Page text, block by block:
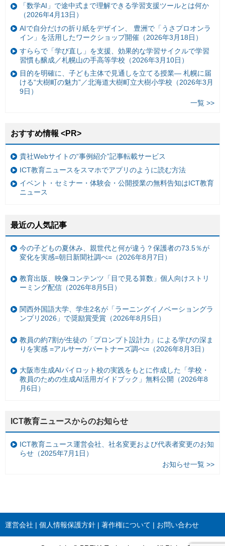
「数学AI」で途中式まで理解できる学習支援ツールとは何か
（2026年4月13日）
AIで自分だけの折り紙をデザイン、 豊洲で「うさプロオンラ
イン」を活用したワークショップ開催（2026年3月18日）
すららで「学び直し」を支援、効果的な学習サイクルで学習
習慣も醸成／札幌山の手高等学校（2026年3月10日）
目的を明確に、子ども主体で見通しを立てる授業— 札幌に届
ける“大樹町の魅力”／北海道大樹町立大樹小学校（2026年3月
9日）
一覧 >>
おすすめ情報 <PR>
貴社Webサイトの“事例紹介”記事転載サービス
ICT教育ニュースをスマホでアプリのように読む方法
イベント・セミナー・体験会・公開授業の無料告知はICT教育
ニュース
最近の人気記事
今の子どもの夏休み、親世代と何が違う？保護者の73.5％が
変化を実感=朝日新聞社調べ=（2026年8月7日）
教育出版、映像コンテンツ「目で見る算数」個人向けストリ
ーミング配信（2026年8月5日）
関西外国語大学、学生2名が「ラーニングイノベーショングラ
ンプリ2026」で奨励賞受賞（2026年8月5日）
教員の約7割が生徒の「プロンプト設計力」による学びの深ま
りを実感 =アルサーガパートナーズ調べ=（2026年8月3日）
大阪市生成AIパイロット校の実践をもとに作成した「学校・
教員のための生成AI活用ガイドブック」無料公開（2026年8
月6日）
ICT教育ニュースからのお知らせ
ICT教育ニュース運営会社、社名変更および代表者変更のお知
らせ（2025年7月1日）
お知らせ一覧 >>
運営会社 個人情報保護方針 著作権について お問い合わせ